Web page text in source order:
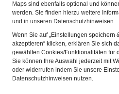
Maps sind ebenfalls optional und
werden. Sie finden hierzu weitere
und in unseren Datenschutzhinweisen.
Wenn Sie auf „Einstellungen speichern
akzeptieren“ klicken, erklären Sie sich
gewählten Cookies/Funktionalitäten für
Sie können Ihre Auswahl jederzeit mit
oder widerrufen indem Sie unsere
Datenschutzhinweisen nutzen.
aus der Region“
15.11.2019, 19:00 Uhr
Vortrag von Georg Lang
Alle Veranstaltungen finden im
Kulturzentrum in der Marktmühle